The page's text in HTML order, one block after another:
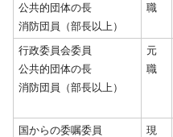
公共的団体の長
消防団員（部長以上）
職
行政委員会委員
公共的団体の長
消防団員（部長以上）
元
職
国からの委嘱委員
現